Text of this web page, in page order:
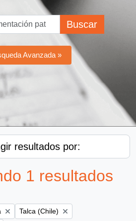
Buscar
Avanzada »
resultados por:
1 resultados
Remove filter:
Talca (Chile)